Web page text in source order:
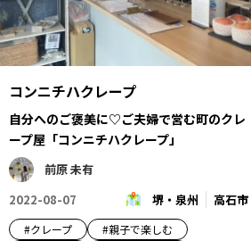
コンニチハクレープ
自分へのご褒美に♡ご夫婦で営む町のクレ
ープ屋「コンニチハクレープ」
前原 未有
2022-08-07
堺・泉州 高石市
#クレープ #親子で楽しむ